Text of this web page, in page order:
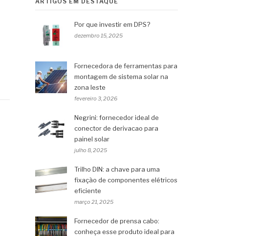
Por que investir em DPS?
dezembro 15, 2025
Fornecedora de ferramentas para
montagem de sistema solar na
zona leste
fevereiro 3, 2026
Negrini: fornecedor ideal de
conector de derivacao para
painel solar
julho 8, 2025
Trilho DIN: a chave para uma
fixação de componentes elétricos
eficiente
março 21, 2025
Fornecedor de prensa cabo:
conheça esse produto ideal para